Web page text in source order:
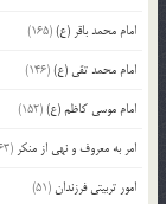
امام محمد باقر (ع)(165)
امام محمد تقی (ع)(146)
امام موسی کاظم (ع)(152)
امر به معروف و نهی از منکر (63)
امور تربیتی فرزندان(51)